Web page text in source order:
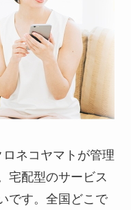
ネコヤマトが管理
宅配型のサービス
です。全国どこで